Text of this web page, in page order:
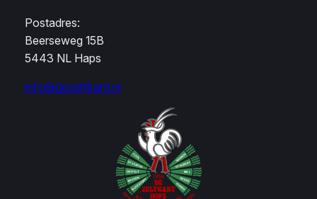
Postadres:
Beerseweg 15B
5443 NL Haps
info@dezelfkant.nl